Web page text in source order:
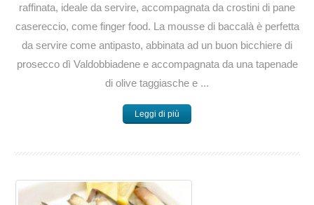
raffinata, ideale da servire, accompagnata da crostini di pane
casereccio, come finger food. La mousse di baccalà è perfetta
da servire come antipasto, abbinata ad un buon bicchiere di
prosecco dì Valdobbiadene e accompagnata da una tapenade
di olive taggiasche e ...
Leggi di più